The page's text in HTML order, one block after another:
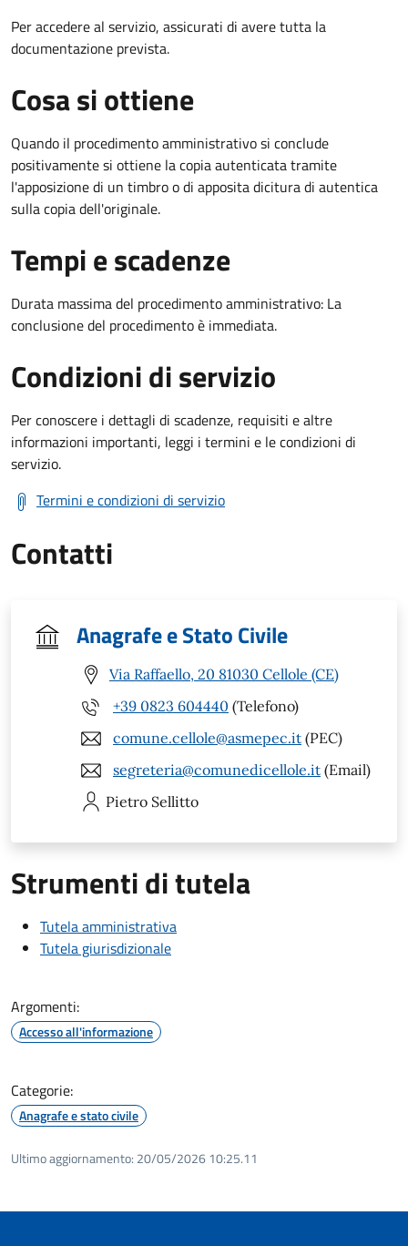
Per accedere al servizio, assicurati di avere tutta la
documentazione prevista.
Cosa si ottiene
Quando il procedimento amministrativo si conclude
positivamente si ottiene la copia autenticata tramite
l'apposizione di un timbro o di apposita dicitura di autentica
sulla copia dell'originale.
Tempi e scadenze
Durata massima del procedimento amministrativo: La
conclusione del procedimento è immediata.
Condizioni di servizio
Per conoscere i dettagli di scadenze, requisiti e altre
informazioni importanti, leggi i termini e le condizioni di
servizio.
Termini e condizioni di servizio
Contatti
Anagrafe e Stato Civile
Via Raffaello, 20 81030 Cellole (CE)
+39 0823 604440 (Telefono)
comune.cellole@asmepec.it (PEC)
segreteria@comunedicellole.it (Email)
Pietro Sellitto
Strumenti di tutela
Tutela amministrativa
Tutela giurisdizionale
Argomenti:
Accesso all'informazione
Categorie:
Anagrafe e stato civile
Ultimo aggiornamento: 20/05/2026 10:25.11